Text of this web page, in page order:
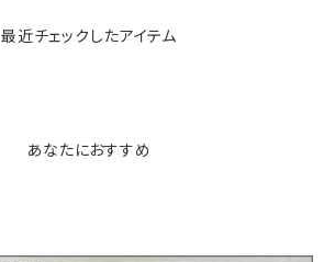
最近チェックしたアイテム
あなたにおすすめ